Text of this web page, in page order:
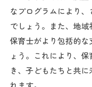
なプログラムにより
でしょう。また、地域
保育士がより包括的
ょう。これにより、
き、子どもたちと共